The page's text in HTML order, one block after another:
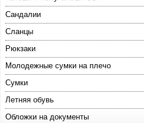
Сандалии
Сланцы
Рюкзаки
Молодежные сумки на плечо
Сумки
Летняя обувь
Обложки на документы